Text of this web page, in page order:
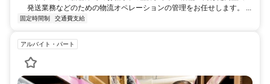
発送業務などのための物流オペレーションの管理をお任せします。 ...
固定時間制 交通費支給
アルバイト・パート